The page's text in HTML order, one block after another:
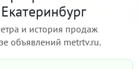
и история продаж
объявлений metrtv.ru.